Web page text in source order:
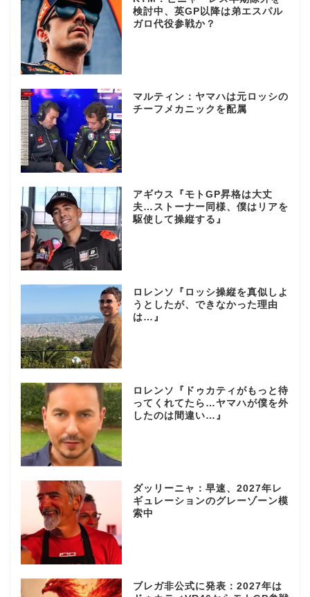
検討中、英GP以降は弟エスパル
ガロ代役参戦か？
マルティン：ヤマハは元ロッシの
チーフメカニックを配属
アギウス『モトGP昇格は大丈
夫…ストーナー同様、僕はリアを
駆使して操縦する』
ロレンソ『ロッシ操縦を真似しよ
うとしたが、できなかった理由
は…』
ロレンソ『ドゥカティがもっと待
ってくれてたら…ヤマハが僕を外
したのは間違い…』
ダッリーニャ：早速、2027年レ
ギュレーションのグレーゾーン模
索中
ブレガ非公式に発表：2027年は